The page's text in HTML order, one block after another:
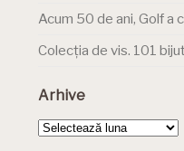
Acum 50 de ani, Golf a
Colecția de vis. 101
Arhive
Arhive